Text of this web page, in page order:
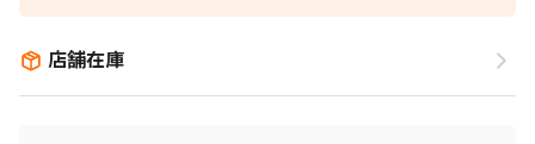
店舗在庫